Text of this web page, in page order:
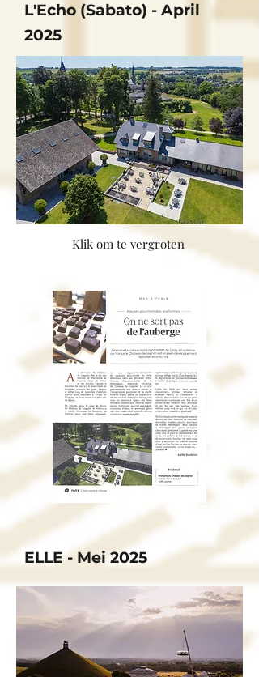
L'Echo (Sabato) - April
2025
Klik om te vergroten
ELLE - Mei 2025